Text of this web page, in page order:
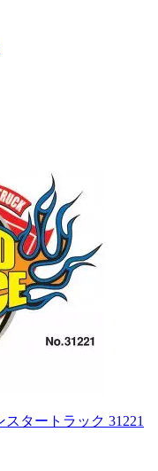
タートラック 31221